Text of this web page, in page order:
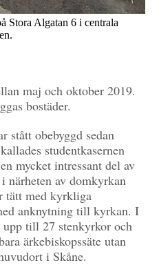
Stora Algatan 6 i centrala
maj och oktober 2019.
bostäder.
stått obebyggd sedan
studentkasernen
mycket intressant del av
närheten av domkyrkan
tätt med kyrkliga
anknytning till kyrkan. I
upp till 27 stenkyrkor och
ärkebiskopssäte utan
i Skåne.